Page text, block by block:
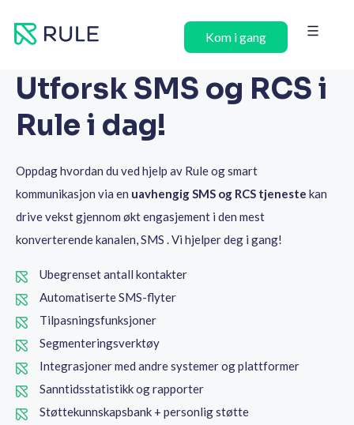
rett
innholdet
Kom i gang
Utforsk SMS og RCS i
Rule i dag!
Oppdag hvordan du ved hjelp av Rule og smart
kommunikasjon via en uavhengig SMS og RCS tjeneste kan
drive vekst gjennom økt engasjement i den mest
konverterende kanalen, SMS . Vi hjelper deg i gang!
Ubegrenset antall kontakter
Automatiserte SMS-flyter
Tilpasningsfunksjoner
Segmenteringsverktøy
Integrasjoner med andre systemer og plattformer
Sanntidsstatistikk og rapporter
Støttekunnskapsbank + personlig støtte